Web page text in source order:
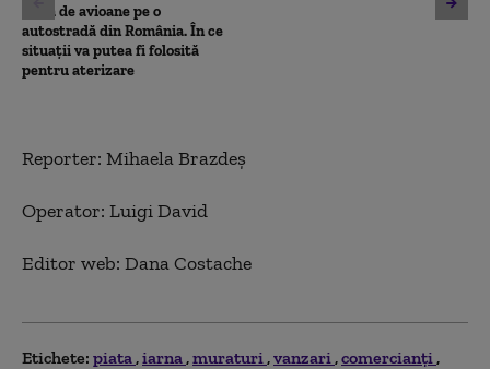
Pistă de avioane pe o
autostradă din România. În ce
situații va putea fi folosită
pentru aterizare
Reporter: Mihaela Brazdeş
Operator: Luigi David
Editor web: Dana Costache
Etichete: piata iarna muraturi vanzari comercianți